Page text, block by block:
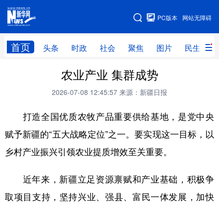
网站无障碍
PC版本
首页 头条 时政 社会 聚焦 图片 民生
网站地图
时政 社会
民生 访谈
访惠聚 专题 服务 援疆
云游新疆 云端悦读 云看书画 光影新疆
人事频道 融媒体联播 廉政频道 新华视角看新疆
地方频道
农业产业 集群成势
2026-07-08 12:45:57 来源：新疆日报
打造全国优质农牧产品重要供给基地，是党中央
赋予新疆的“五大战略定位”之一。要实现这一目标，以
乡村产业振兴引领农业提质增效至关重要。
近年来，新疆立足资源禀赋和产业基础，积极争
取项目支持，坚持兴业、强县、富民一体发展，加快